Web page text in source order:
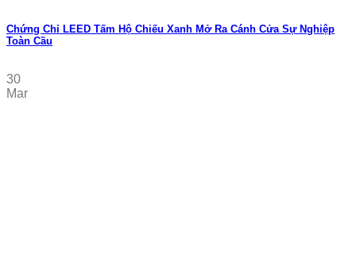
Chứng Chỉ LEED Tấm Hộ Chiếu Xanh Mở Ra Cánh Cửa Sự Nghiệp
Toàn Cầu
30
Mar